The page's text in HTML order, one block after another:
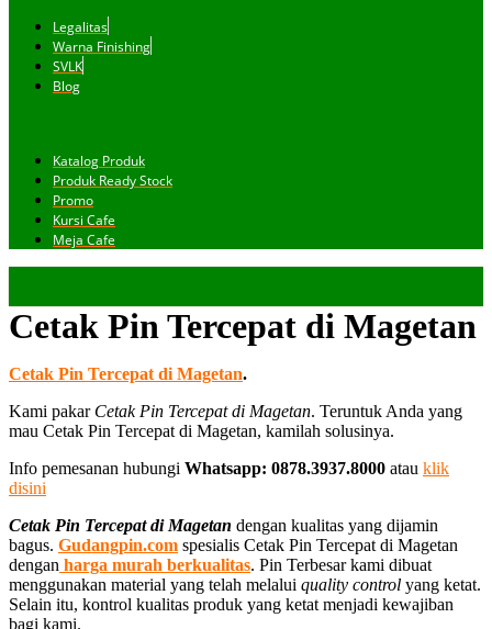
Legalitas
Warna Finishing
SVLK
Blog
Katalog Produk
Produk Ready Stock
Promo
Kursi Cafe
Meja Cafe
Cetak Pin Tercepat di Magetan
Cetak Pin Tercepat di Magetan.
Kami pakar Cetak Pin Tercepat di Magetan. Teruntuk Anda yang
mau Cetak Pin Tercepat di Magetan, kamilah solusinya.
Info pemesanan hubungi Whatsapp: 0878.3937.8000 atau klik
disini
Cetak Pin Tercepat di Magetan dengan kualitas yang dijamin
bagus. Gudangpin.com spesialis Cetak Pin Tercepat di Magetan
dengan harga murah berkualitas. Pin Terbesar kami dibuat
menggunakan material yang telah melalui quality control yang ketat.
Selain itu, kontrol kualitas produk yang ketat menjadi kewajiban
bagi kami.